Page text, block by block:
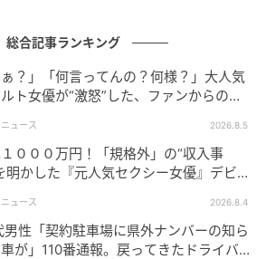
総合記事ランキング
ぁ？」「何言ってんの？何様？」大人気
ト女優が“激怒”した、ファンからの
ュース 2026.8.5
０００万円！「規格外」の“収入事
明かした『元人気セクシー女優』デビュ
ュース 2026.8.4
男性「契約駐車場に県外ナンバーの知ら
が」110番通報。戻ってきたドライバー